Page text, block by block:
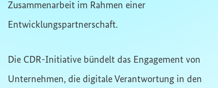
Zusammenarbeit im Rahmen einer
Entwicklungspartnerschaft.
Die CDR-Initiative bündelt das Engagement von
Unternehmen, die digitale Verantwortung in den